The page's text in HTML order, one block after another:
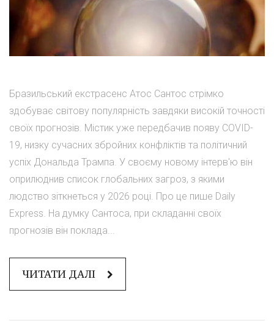
Бразильський екстрасенс Атос Сантос стрімко
здобуває світову популярність завдяки високій точності
своїх прогнозів. Містик уже передбачив появу COVID-
19, низку сучасних збройних конфліктів та політичний
успіх Дональда Трампа. У своєму новому інтерв'ю він
оприлюднив список глобальних загроз, з якими
людство зіткнеться у 2026 році. Про це пише Daily
Express. На думку Сантоса, при складанні своїх
прогнозів він поклада...
ЧИТАТИ ДАЛІ